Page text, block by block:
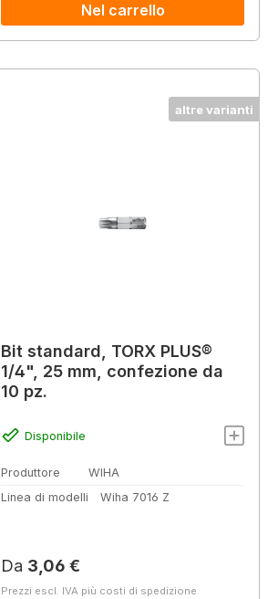
Nel carrello
altre varianti
Bit standard, TORX PLUS®
1/4", 25 mm, confezione da
10 pz.
Disponibile
Produttore
WIHA
Linea di modelli
Wiha 7016 Z
Prezzo normale:
Da 3,06 €
Prezzi escl. IVA più costi di spedizione